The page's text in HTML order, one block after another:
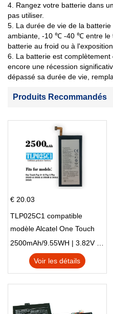
4. Rangez votre batterie dans
pas utiliser.
5. La durée de vie de la
ambiante, -10 ℃ -40 ℃ entre le
batterie au froid ou à
6. La batterie est
encore une récession
dépassé sa durée de vie,
Produits Recommandés
€ 20.03
TLP025C1 compatible
modèle Alcatel One Touch
Pop 4 Plus OT-5056D
2500mAh/9.55WH | 3.82V | Li-ion ...
Voir les détails